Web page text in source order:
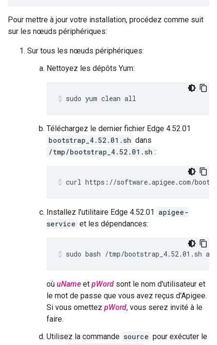
Pour mettre à jour votre installation, procédez comme suit
sur les nœuds périphériques:
Sur tous les nœuds périphériques:
Nettoyez les dépôts Yum:
sudo yum clean all
Téléchargez le dernier fichier Edge 4.52.01
bootstrap_4.52.01.sh dans
/tmp/bootstrap_4.52.01.sh :
curl https://software.apigee.com/
Installez l'utilitaire Edge 4.52.01 apigee-
service et les dépendances:
sudo bash /tmp/bootstrap_4.52.01.sh
où uName et pWord sont le nom d'utilisateur et
le mot de passe que vous avez reçus d'Apigee.
Si vous omettez pWord, vous serez invité à le
faire.
Utilisez la commande source pour exécuter le